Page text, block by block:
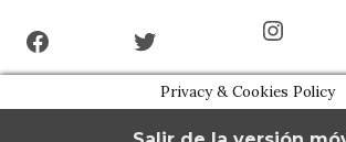
Privacy & Cookies Policy